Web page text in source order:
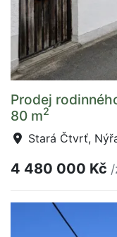
Prodej
80 m2
Stará Čtvrť,
4 480 000 Kč